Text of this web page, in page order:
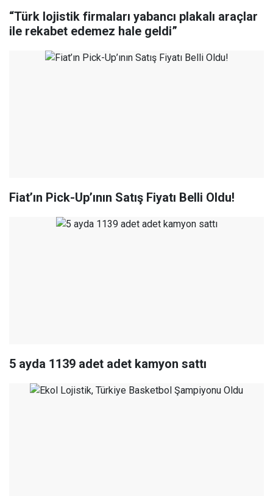
“Türk lojistik firmaları yabancı plakalı araçlar
ile rekabet edemez hale geldi”
Fiat’ın Pick-Up’ının Satış Fiyatı Belli Oldu!
5 ayda 1139 adet adet kamyon sattı